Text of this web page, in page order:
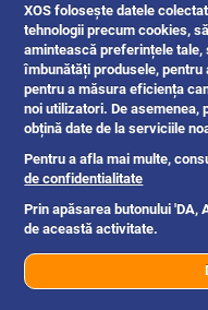
07xx xxx xxx
Dansuri
Berceni, Bucuresti
XOS folosește datele
tehnologii precum cookies,
amintească preferințele tale,
îmbunătăți produsele,
pentru a măsura eficiența
noi utilizatori. De
obțină date de la serviciile
Pentru a afla mai multe,
de confidentialitate
Prin apăsarea butonului 'DA,
de această activitate.